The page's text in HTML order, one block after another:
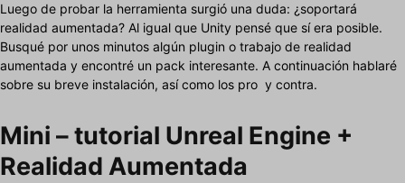
Luego de probar la herramienta surgió una duda: ¿soportará
realidad aumentada? Al igual que Unity pensé que sí era posible.
Busqué por unos minutos algún plugin o trabajo de realidad
aumentada y encontré un pack interesante. A continuación hablaré
sobre su breve instalación, así como los pro y contra.
Mini – tutorial Unreal Engine +
Realidad Aumentada